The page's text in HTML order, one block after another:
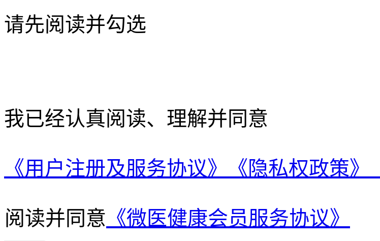
请先阅读并勾选
我已经认真阅读、理解并同意
《用户注册及服务协议》 《隐私权政策》
阅读并同意 《微医健康会员服务协议》